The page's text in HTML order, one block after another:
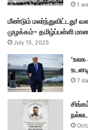
1
மீண்டும் மலர்ந்துவிட்டது!
முழக்கம்- தமிழ்ப்பள்ளி
July 15, 2025
7